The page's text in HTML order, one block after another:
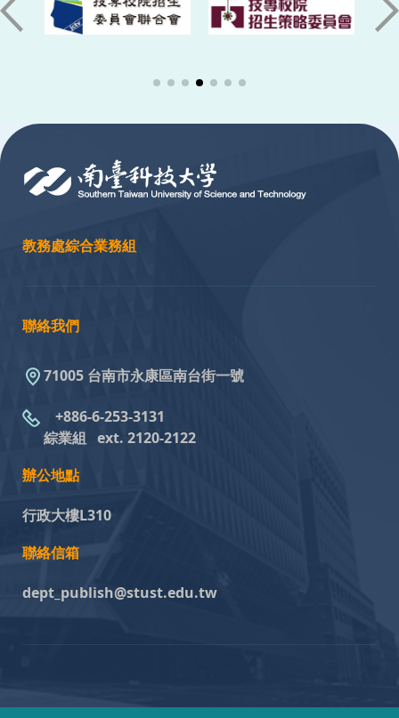
教務處綜合業務組
聯絡我們
71005 台南市永康區南台街一號
+886-6-253-3131
綜業組 ext. 2120-2122
辦公地點
行政大樓L310
聯絡信箱
dept_publish@stust.edu.tw